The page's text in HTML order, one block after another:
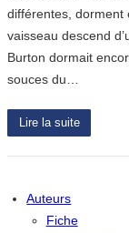
différentes, dorment
vaisseau descend
Burton dormait
souces du…
Lire la suite
Auteurs
Fiche